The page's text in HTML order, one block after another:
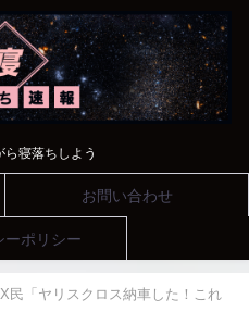
ら寝落ちしよう
お問い合わせ
ーポリシー
X民「ヤリスクロス納車した！これ